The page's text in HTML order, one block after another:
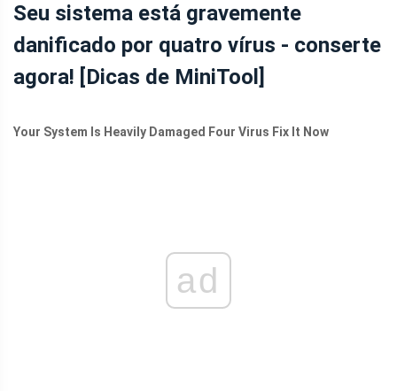
DE ARQUIVOS
ANDROID
Seu sistema está gravemente
danificado por quatro vírus - conserte
agora! [Dicas de MiniTool]
Your System Is Heavily Damaged Four Virus Fix It Now
ad